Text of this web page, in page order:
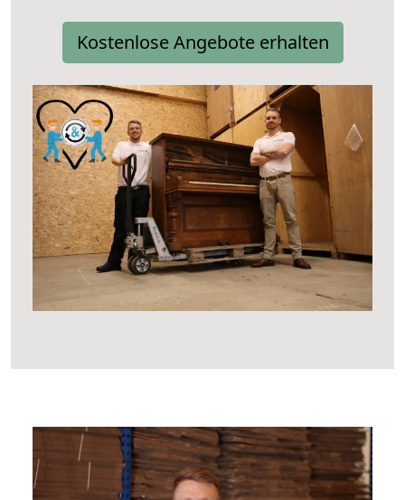
Kostenlose Angebote erhalten